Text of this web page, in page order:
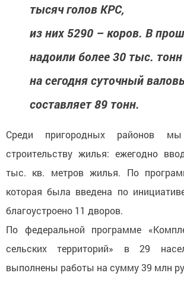
тысяч голов КРС,
из них 5290 – коров. В
надоили более 30 тыс.
на сегодня суточный
составляет 89 тонн.
Среди пригородных районов
строительству жилья: ежегодно
тыс. кв. метров жилья. По
которая была введена по
благоустроено 11 дворов.
По федеральной программе
сельских территорий» в 29
выполнены работы на сумму 39 млн